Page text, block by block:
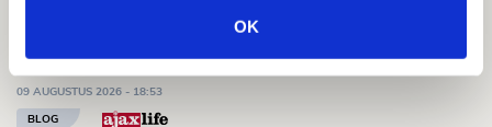
OK
operatie onderweg naar
‘voetbaltempel’
09 AUGUSTUS 2026 - 18:53
BLOG